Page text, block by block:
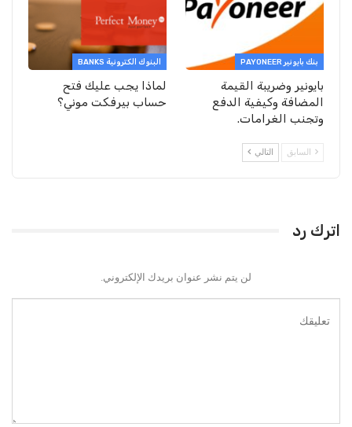
بنك بايونير PAYONEER
بايونير وضريبة القيمة
المضافة وكيفية الدفع
وتجنب الغرامات.
البنوك الكترونية BANKS
لماذا يجب عليك فتح
حساب بيرفكت موني؟
السابق التالي
اترك رد
لن يتم نشر عنوان بريدك الإلكتروني.